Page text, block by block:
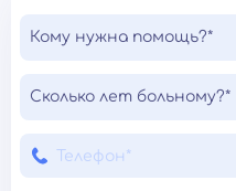
Кому нужна помощь?*
Сколько лет больному?*